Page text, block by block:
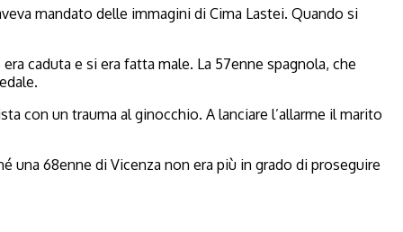
mandato delle immagini di Cima Lastei. Quando si
caduta e si era fatta male. La 57enne spagnola, che
con un trauma al ginocchio. A lanciare l’allarme il marito
una 68enne di Vicenza non era più in grado di proseguire